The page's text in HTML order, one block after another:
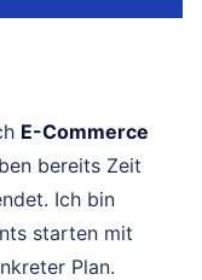
E-Commerce
bereits Zeit
Ich bin
starten mit
Plan.